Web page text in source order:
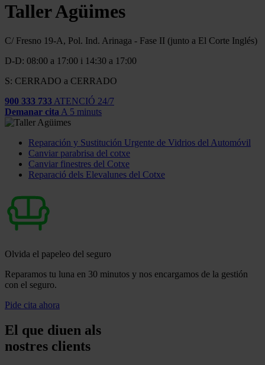
Taller Agüimes
C/ Fresno 19-A, Pol. Ind. Arinaga - Fase II (junto a El Corte Inglés)
D-D: 08:00 a 17:00 i 14:30 a 17:00
S: CERRADO a CERRADO
900 333 733 ATENCIÓ 24/7
Demanar cita A 5 minuts
Reparación y Sustitución Urgente de Vidrios del Automóvil
Canviar parabrisa del cotxe
Canviar finestres del Cotxe
Reparació dels Elevalunes del Cotxe
Olvida el papeleo del seguro
Reparamos tu luna en 30 minutos y nos encargamos de la gestión
con el seguro.
Pide cita ahora
El que diuen als
nostres clients